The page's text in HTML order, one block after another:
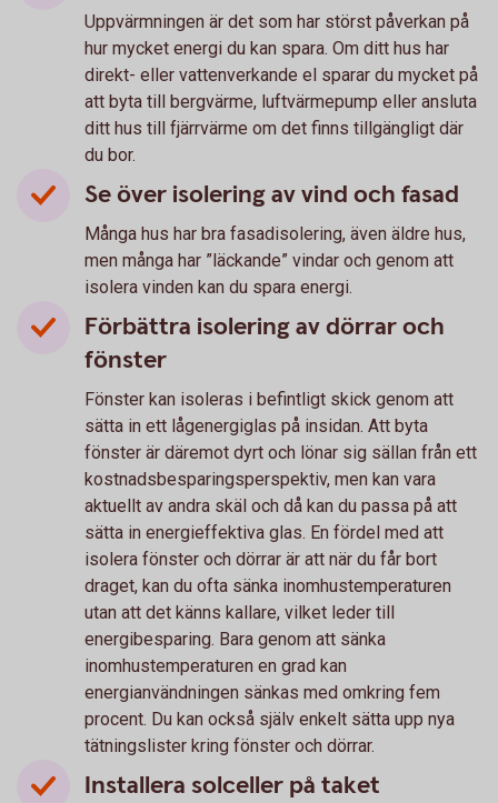
Uppvärmningen är det som har störst påverkan på
hur mycket energi du kan spara. Om ditt hus har
direkt- eller vattenverkande el sparar du mycket på
att byta till bergvärme, luftvärmepump eller ansluta
ditt hus till fjärrvärme om det finns tillgängligt där
du bor.
Se över isolering av vind och fasad
Många hus har bra fasadisolering, även äldre hus,
men många har ”läckande” vindar och genom att
isolera vinden kan du spara energi.
Förbättra isolering av dörrar och
fönster
Fönster kan isoleras i befintligt skick genom att
sätta in ett lågenergiglas på insidan. Att byta
fönster är däremot dyrt och lönar sig sällan från ett
kostnadsbesparingsperspektiv, men kan vara
aktuellt av andra skäl och då kan du passa på att
sätta in energieffektiva glas. En fördel med att
isolera fönster och dörrar är att när du får bort
draget, kan du ofta sänka inomhustemperaturen
utan att det känns kallare, vilket leder till
energibesparing. Bara genom att sänka
inomhustemperaturen en grad kan
energianvändningen sänkas med omkring fem
procent. Du kan också själv enkelt sätta upp nya
tätningslister kring fönster och dörrar.
Installera solceller på taket